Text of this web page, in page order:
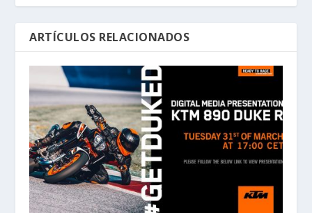
ARTÍCULOS RELACIONADOS